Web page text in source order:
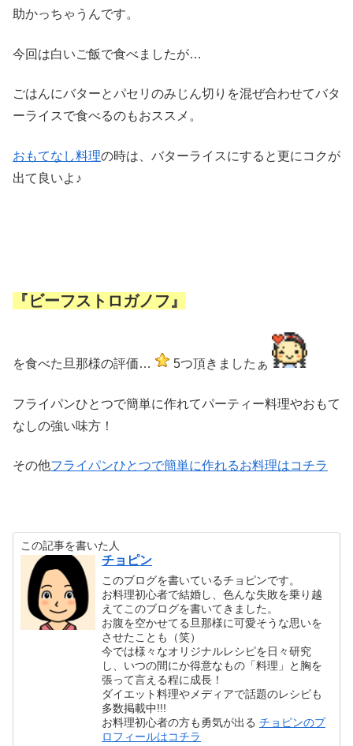
助かっちゃうんです。
今回は白いご飯で食べましたが…
ごはんにバターとパセリのみじん切りを混ぜ合わせてバタ
ーライスで食べるのもおススメ。
おもてなし料理の時は、バターライスにすると更にコクが
出て良いよ♪
『ビーフストロガノフ』
を食べた旦那様の評価… 5つ頂きましたぁ
フライパンひとつで簡単に作れてパーティー料理やおもて
なしの強い味方！
その他フライパンひとつで簡単に作れるお料理はコチラ
この記事を書いた人
チョピン
このブログを書いているチョピンです。
お料理初心者で結婚し、色んな失敗を乗り越
えてこのブログを書いてきました。
お腹を空かせてる旦那様に可愛そうな思いを
させたことも（笑）
今では様々なオリジナルレシピを日々研究
し、いつの間にか得意なもの「料理」と胸を
張って言える程に成長！
ダイエット料理やメディアで話題のレシピも
多数掲載中!!!
お料理初心者の方も勇気が出るチョピンのプ
ロフィールはコチラ